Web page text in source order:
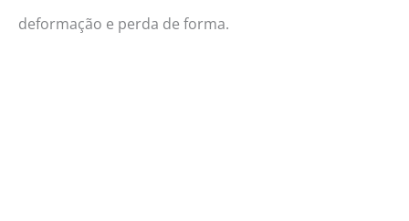
deformação e perda de forma.